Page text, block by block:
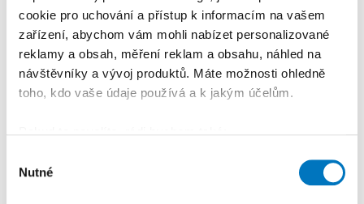
cookie pro uchování a přístup k informacím na vašem
zařízení, abychom vám mohli nabízet personalizované
reklamy a obsah, měření reklam a obsahu, náhled na
návštěvníky a vývoj produktů. Máte možnosti ohledně
toho, kdo vaše údaje používá a k jakým účelům.
poloze, které mohou být přesné na několik metrů
souhlasu
Nutné
5 PETRA KLEMENTOVÁ 16. 07. 2026
Publicistika•„A přece se
točí.“ V Dašovském mlýně se
Reklama